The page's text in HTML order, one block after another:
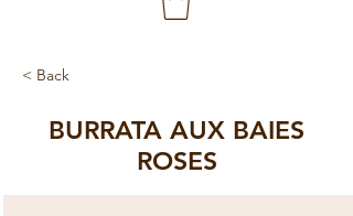
< Back
BURRATA AUX BAIES
ROSES